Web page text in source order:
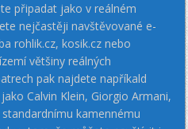
připadat jako v reálném
nejčastěji navštěvované e-
rohlik.cz, kosik.cz nebo
většiny reálných
pak najdete napříkald
Calvin Klein, Giorgio Armani,
kamennému